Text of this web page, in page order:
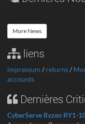
More News
liens
impressum / returns/
accounts
Dernières
CyberServe Ryzen RY1-